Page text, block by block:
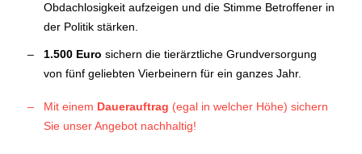
Obdachlosigkeit aufzeigen und die Stimme Betroffener in
der Politik stärken.
1.500 Euro sichern die tierärztliche Grundversorgung
von fünf geliebten Vierbeinern für ein ganzes Jahr.
Mit einem Dauerauftrag (egal in welcher Höhe) sichern
Sie unser Angebot nachhaltig!